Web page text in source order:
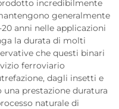
incredibilmente
generalmente
anni nelle applicazioni
la durata di molti
che questi binari
ferroviario
dagli insetti e
prestazione duratura
naturale di